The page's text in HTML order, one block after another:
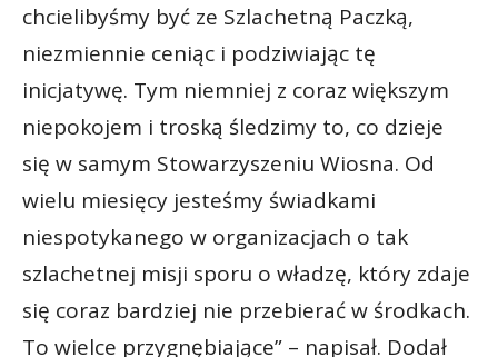
chcielibyśmy być ze Szlachetną Paczką,
niezmiennie ceniąc i podziwiając tę
inicjatywę. Tym niemniej z coraz większym
niepokojem i troską śledzimy to, co dzieje
się w samym Stowarzyszeniu Wiosna. Od
wielu miesięcy jesteśmy świadkami
niespotykanego w organizacjach o tak
szlachetnej misji sporu o władzę, który zdaje
się coraz bardziej nie przebierać w środkach.
To wielce przygnębiające” – napisał. Dodał